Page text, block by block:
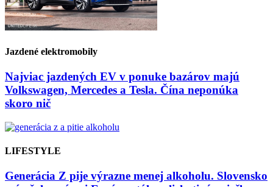
Jazdené elektromobily
Najviac jazdených EV v ponuke bazárov majú
Volkswagen, Mercedes a Tesla. Čína neponúka
skoro nič
LIFESTYLE
Generácia Z pije výrazne menej alkoholu. Slovensko